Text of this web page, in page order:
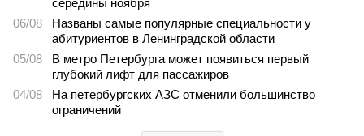
Названы главные мифы на тему летнего отключения
горячей воды в Петербурге
Петербурге (фото: pxhere.com)